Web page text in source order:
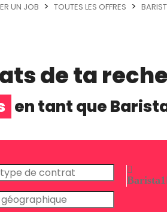
UN JOB TOUTES LES OFFRES
de ta
en tant que
Barista1